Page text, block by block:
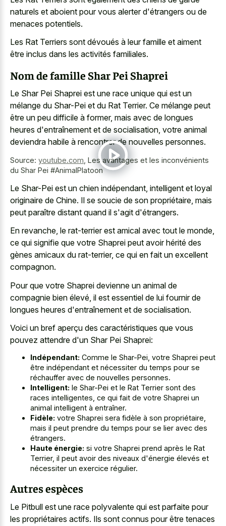
naturels et aboient pour vous alerter d'étrangers ou de
menaces potentiels.
Les Rat Terriers sont dévoués à leur famille et aiment
être inclus dans les activités familiales.
Nom de famille Shar Pei Shaprei
Le Shar Pei Shaprei est une race unique qui est un
mélange du Shar-Pei et du Rat Terrier. Ce mélange peut
être un peu difficile à former, mais avec de longues
heures d'entraînement et de socialisation, votre animal
deviendra habile à rencontrer de nouvelles personnes.
Source: youtube.com Les avantages et les inconvénients
du Shar Pei #AnimalPlatoon
Le Shar-Pei est un chien indépendant, intelligent et loyal
originaire de Chine. Il se soucie de son propriétaire, mais
peut paraître distant quand il s'agit d'étrangers.
En revanche, le rat-terrier est amical avec tout le monde,
ce qui signifie que votre Shaprei peut avoir hérité des
gènes amicaux du rat-terrier, ce qui en fait un excellent
compagnon.
Pour que votre Shaprei devienne un animal de
compagnie bien élevé, il est essentiel de lui fournir de
longues heures d'entraînement et de socialisation.
Voici un bref aperçu des caractéristiques que vous
pouvez attendre d'un Shar Pei Shaprei:
Indépendant: Comme le Shar-Pei, votre Shaprei peut
être indépendant et nécessiter du temps pour se
réchauffer avec de nouvelles personnes.
Intelligent: le Shar-Pei et le Rat Terrier sont des
races intelligentes, ce qui fait de votre Shaprei un
animal intelligent à entraîner.
Fidèle: votre Shaprei sera fidèle à son propriétaire,
mais il peut prendre du temps pour se lier avec des
étrangers.
Haute énergie: si votre Shaprei prend après le Rat
Terrier, il peut avoir des niveaux d'énergie élevés et
nécessiter un exercice régulier.
Autres espèces
Le Pitbull est une race polyvalente qui est parfaite pour
les propriétaires actifs. Ils sont connus pour être tenaces